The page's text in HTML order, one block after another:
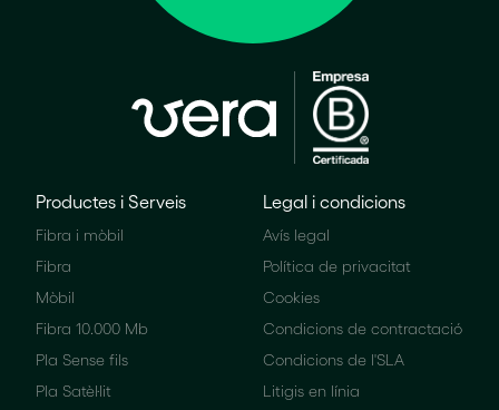
Productes i Serveis
Fibra i mòbil
Fibra
Mòbil
Fibra 10.000 Mb
Pla Sense fils
Pla Satèl·lit
Legal i condicions
Avís legal
Política de privacitat
Cookies
Condicions de contractació
Condicions de l'SLA
Litigis en línia